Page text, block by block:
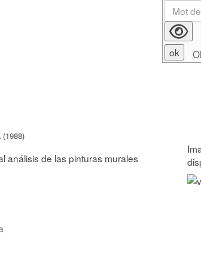
análisis de las pinturas murales